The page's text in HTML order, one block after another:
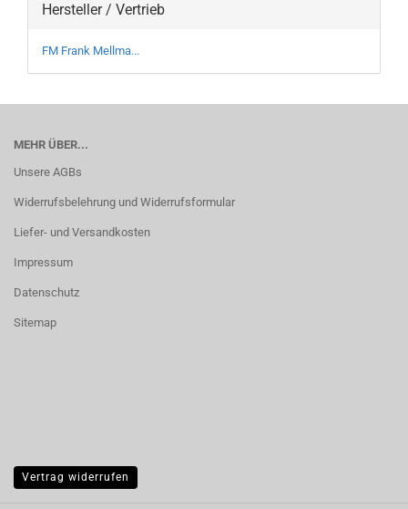
Hersteller / Vertrieb
FM Frank Mellma...
MEHR ÜBER...
Unsere AGBs
Widerrufsbelehrung und Widerrufsformular
Liefer- und Versandkosten
Impressum
Datenschutz
Sitemap
Vertrag widerrufen